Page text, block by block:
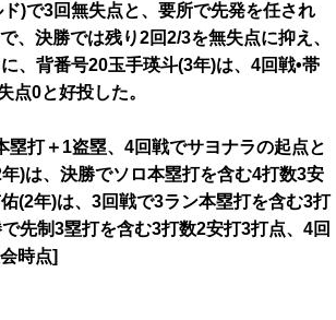
)で3回無失点と、要所で先発を任され
、決勝では残り2回2/3を無失点に抑え、
、背番号20玉手瑛斗(3年)は、4回戦•帯
点0と好投した。
打＋1盗塁、4回戦でサヨナラの起点と
)は、決勝でソロ本塁打を含む4打数3安
(2年)は、3回戦で3ラン本塁打を含む3打
先制3塁打を含む3打数2安打3打点、4回
時点]